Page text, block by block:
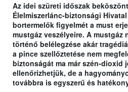
Az idei szüreti időszak
Élelmiszerlánc-biztonsági
bortermelők figyelmét a must
mustgáz veszélyeire. A mustgáz
történő belélegzése akár
a pince szellőztetése nem
biztonságát ma már szén-dioxid
ellenőrizhetjük, de a
továbbra is egyszerű és